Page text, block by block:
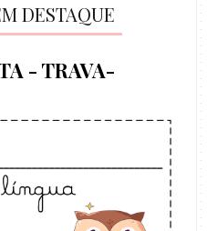
DESTAQUE
- TRAVA-